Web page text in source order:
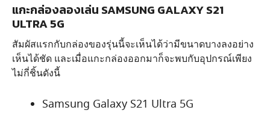
แกะกล่องลองเล่น SAMSUNG GALAXY S21
ULTRA 5G
สัมผัสแรกกับกล่องของรุ่นนี้จะเห็นได้ว่ามีขนาดบางลงอย่าง
เห็นได้ชัด และเมื่อแกะกล่องออกมาก็จะพบกับอุปกรณ์เพียง
ไม่กี่ชิ้นดังนี้
Samsung Galaxy S21 Ultra 5G